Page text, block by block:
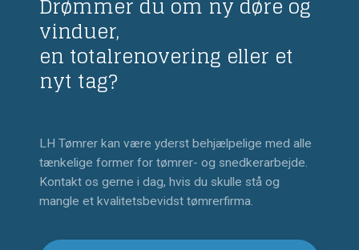
Drømmer du om ny døre og
vinduer,
​en totalrenovering eller et
nyt tag?
LH Tømrer kan være yderst behjælpelige med alle
tænkelige former for tømrer- og snedkerarbejde.
Kontakt os gerne i dag, hvis du skulle stå og
mangle et kvalitetsbevidst tømrerfirma.